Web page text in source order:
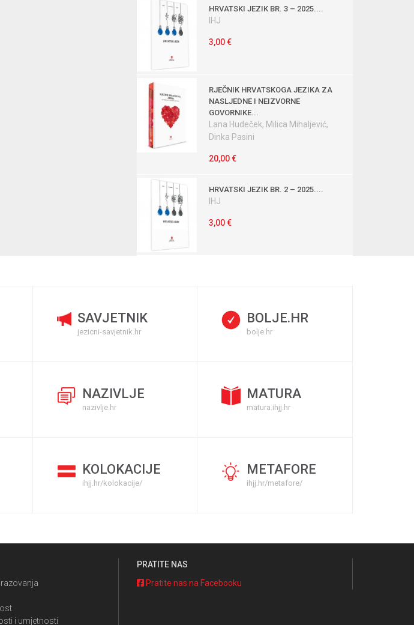
HRVATSKI JEZIK BR. 3 – 2025....
IHJ
3,00 €
RJEČNIK HRVATSKOGA JEZIKA ZA
NASLJEDNE I NEIZVORNE
GOVORNIKE...
Lana Hudeček, Milica Mihaljević,
Dinka Pasini
20,00 €
HRVATSKI JEZIK BR. 2 – 2025....
IHJ
3,00 €
SAVJETNIK
jezicni-savjetnik.hr
BOLJE.HR
bolje.hr
NAZIVLJE
nazivlje.hr
MATURA
matura.ihjj.hr
KOLOKACIJE
ihjj.hr/kolokacije/
METAFORE
ihjj.hr/metafore/
i umjetnosti
PRATITE NAS
Pratite nas na Facebooku